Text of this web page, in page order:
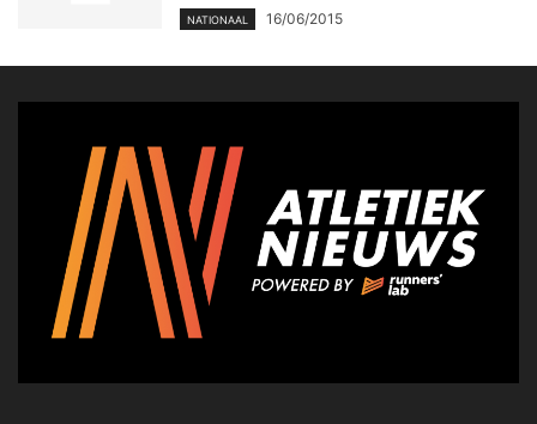
NATIONAAL 16/06/2015